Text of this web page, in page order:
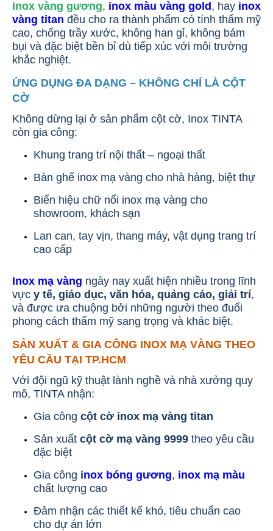
Inox vàng gương, inox màu vàng gold, hay inox
vàng titan đều cho ra thành phẩm có tính thẩm mỹ
cao, chống trầy xước, không han gỉ, không bám
bụi và đặc biệt bền bỉ dù tiếp xúc với môi trường
khắc nghiệt.
ỨNG DỤNG ĐA DẠNG – KHÔNG CHỈ LÀ CỘT
CỜ
Không dừng lại ở sản phẩm cột cờ, Inox TINTA
còn gia công:
Khung trang trí nội thất – ngoại thất
Bàn ghế inox mạ vàng cho nhà hàng, biệt thự
Biển hiệu chữ nổi inox mạ vàng cho
showroom, khách sạn
Lan can, tay vịn, thang máy, vật dụng trang trí
cao cấp
Inox mạ vàng ngày nay xuất hiện nhiều trong lĩnh
vực y tế, giáo dục, văn hóa, quảng cáo, giải trí,
và được ưa chuộng bởi những người theo đuổi
phong cách thẩm mỹ sang trọng và khác biệt.
SẢN XUẤT & GIA CÔNG INOX MẠ VÀNG THEO
YÊU CẦU TẠI TP.HCM
Với đội ngũ kỹ thuật lành nghề và nhà xưởng quy
mô, TINTA nhận:
Gia công cột cờ inox mạ vàng titan
Sản xuất cột cờ mạ vàng 9999 theo yêu cầu
đặc biệt
Gia công inox bóng gương, inox mạ màu
chất lượng cao
Đảm nhận các thiết kế khó, tiêu chuẩn cao
cho dự án lớn